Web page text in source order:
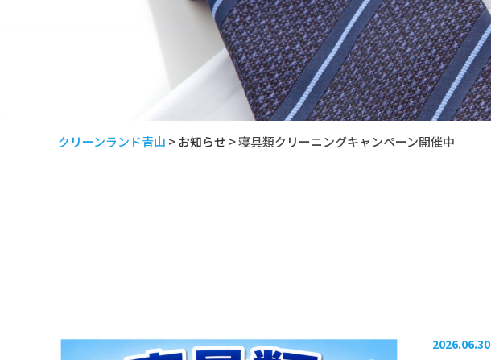
クリーンランド青山 >お知らせ >寝具類クリーニングキャンペーン開催中
2026.06.30